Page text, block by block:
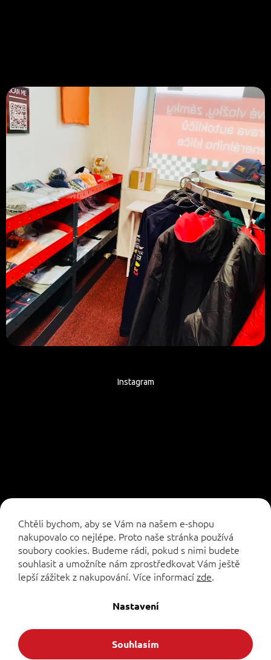
Chtěli bychom, aby se Vám na našem e-shopu
nakupovalo co nejlépe. Proto naše stránka používá
soubory cookies. Budeme rádi, pokud s nimi budete
souhlasit a umožníte nám zprostředkovat Vám ještě
lepší zážitek z nakupování. Více informacízde.
Nastavení
Souhlasím
Instagram
Vytvořil Shoptet
Upravit nastavení cookies